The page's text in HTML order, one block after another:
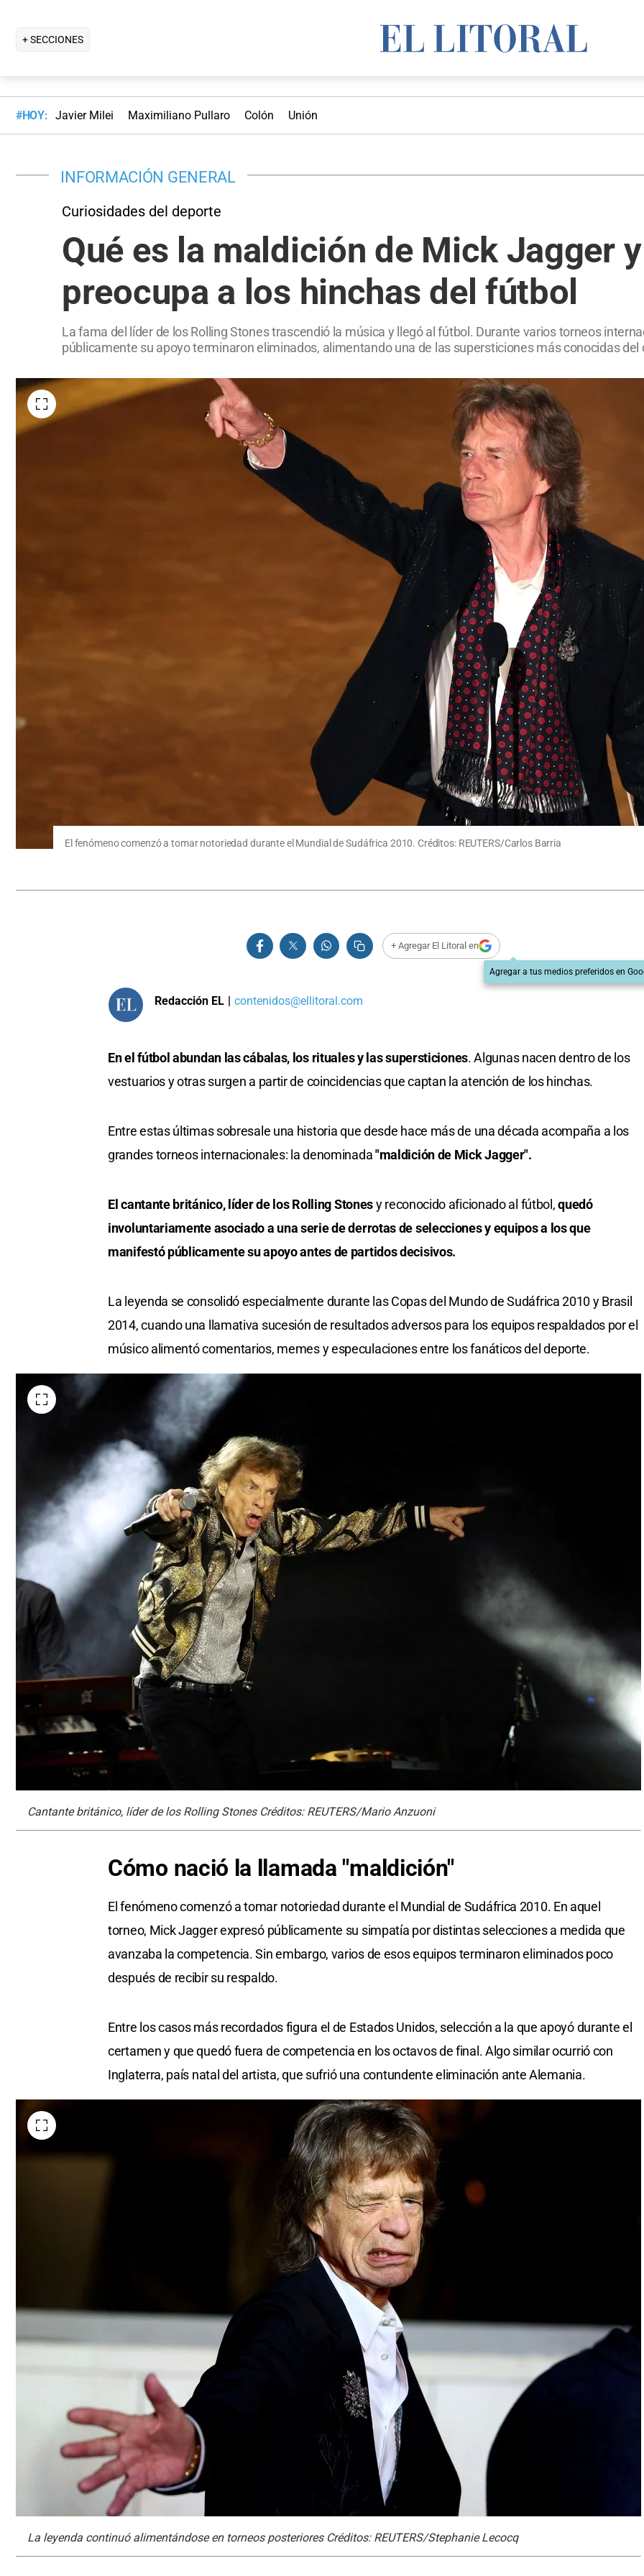
+ SECCIONES
#HOY: Javier Milei Maximiliano Pullaro Colón Unión
INFORMACIÓN GENERAL
Curiosidades del deporte
Qué es la maldición de Mick Jagger
preocupa a los hinchas del fútbol
La fama del líder de los Rolling Stones trascendió la música y llegó al fútbol. Durante varios torneos
públicamente su apoyo terminaron eliminados, alimentando una de las supersticiones más conocidas del
El fenómeno comenzó a tomar notoriedad durante el Mundial de Sudáfrica 2010. Créditos: REUTERS/Carlos Barria
+ Agregar El Litoral en
Agregar a tus medios preferidos en
Redacción EL | contenidos@ellitoral.com
En el fútbol abundan las cábalas, los rituales y las supersticiones. Algunas nacen dentro de los
vestuarios y otras surgen a partir de coincidencias que captan la atención de los hinchas.
Entre estas últimas sobresale una historia que desde hace más de una década acompaña a los
grandes torneos internacionales: la denominada"maldición de Mick Jagger".
El cantante británico, líder de los Rolling Stonesy reconocido aficionado al fútbol,quedó
involuntariamente asociado a una serie de derrotas de selecciones y equipos a los que
manifestó públicamente su apoyo antes de partidos decisivos.
La leyenda se consolidó especialmente durante las Copas del Mundo de Sudáfrica 2010 y Brasil
2014, cuando una llamativa sucesión de resultados adversos para los equipos respaldados por el
músico alimentó comentarios, memes y especulaciones entre los fanáticos del deporte.
Cantante británico, líder de los Rolling Stones Créditos: REUTERS/Mario Anzuoni
Cómo nació la llamada "maldición"
El fenómeno comenzó a tomar notoriedad durante el Mundial de Sudáfrica 2010. En aquel
torneo, Mick Jagger expresó públicamente su simpatía por distintas selecciones a medida que
avanzaba la competencia. Sin embargo, varios de esos equipos terminaron eliminados poco
después de recibir su respaldo.
Entre los casos más recordados figura el de Estados Unidos, selección a la que apoyó durante el
certamen y que quedó fuera de competencia en los octavos de final. Algo similar ocurrió con
Inglaterra, país natal del artista, que sufrió una contundente eliminación ante Alemania.
La leyenda continuó alimentándose en torneos posteriores Créditos: REUTERS/Stephanie Lecocq